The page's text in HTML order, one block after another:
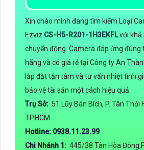
Xin chào mình đang tìm kiếm Loại
Ezviz CS-H5-R201-1H3EKFLvới khả
chuyển động. Camera đáp ứng đúng
hãng và có giá rẻ tại Công ty An
lắp đặt tận tâm và tư vấn nhiệt tình
bảo vệ tài sản một cách hiệu quả.
Trụ Sở: 51 Lũy Bán Bích, P. Tân Thới
TP.HCM
Hotline: 0938.11.23.99
Chi Nhánh 1: 445/38 Tân Hòa